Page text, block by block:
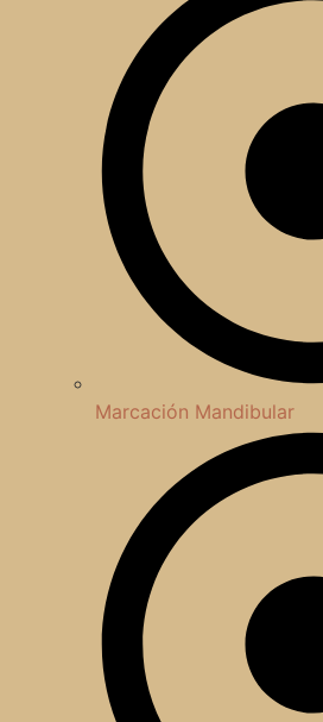
Marcación Mandibular